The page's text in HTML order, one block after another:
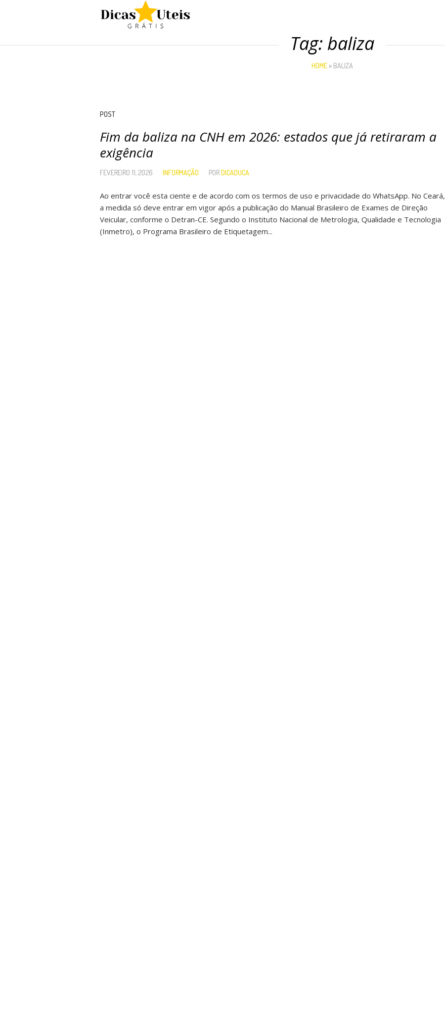
Tag: baliza
HOME» BALIZA
POST
Fim da baliza na CNH em 2026: estados que já retiraram a
exigência
FEVEREIRO 11, 2026 INFORMAÇÃO PORDICADUCA
Ao entrar você esta ciente e de acordo com os termos de uso e privacidade do WhatsApp. No Ceará,
a medida só deve entrar em vigor após a publicação do Manual Brasileiro de Exames de Direção
Veicular, conforme o Detran-CE. Segundo o Instituto Nacional de Metrologia, Qualidade e Tecnologia
(Inmetro), o Programa Brasileiro de Etiquetagem...